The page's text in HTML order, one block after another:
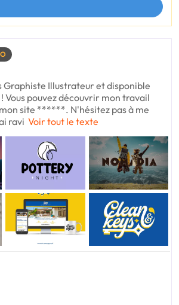
Graphiste Illustrateur et disponible
Vous pouvez découvrir mon travail
site ******. N'hésitez pas à me
ravi Voir tout le texte